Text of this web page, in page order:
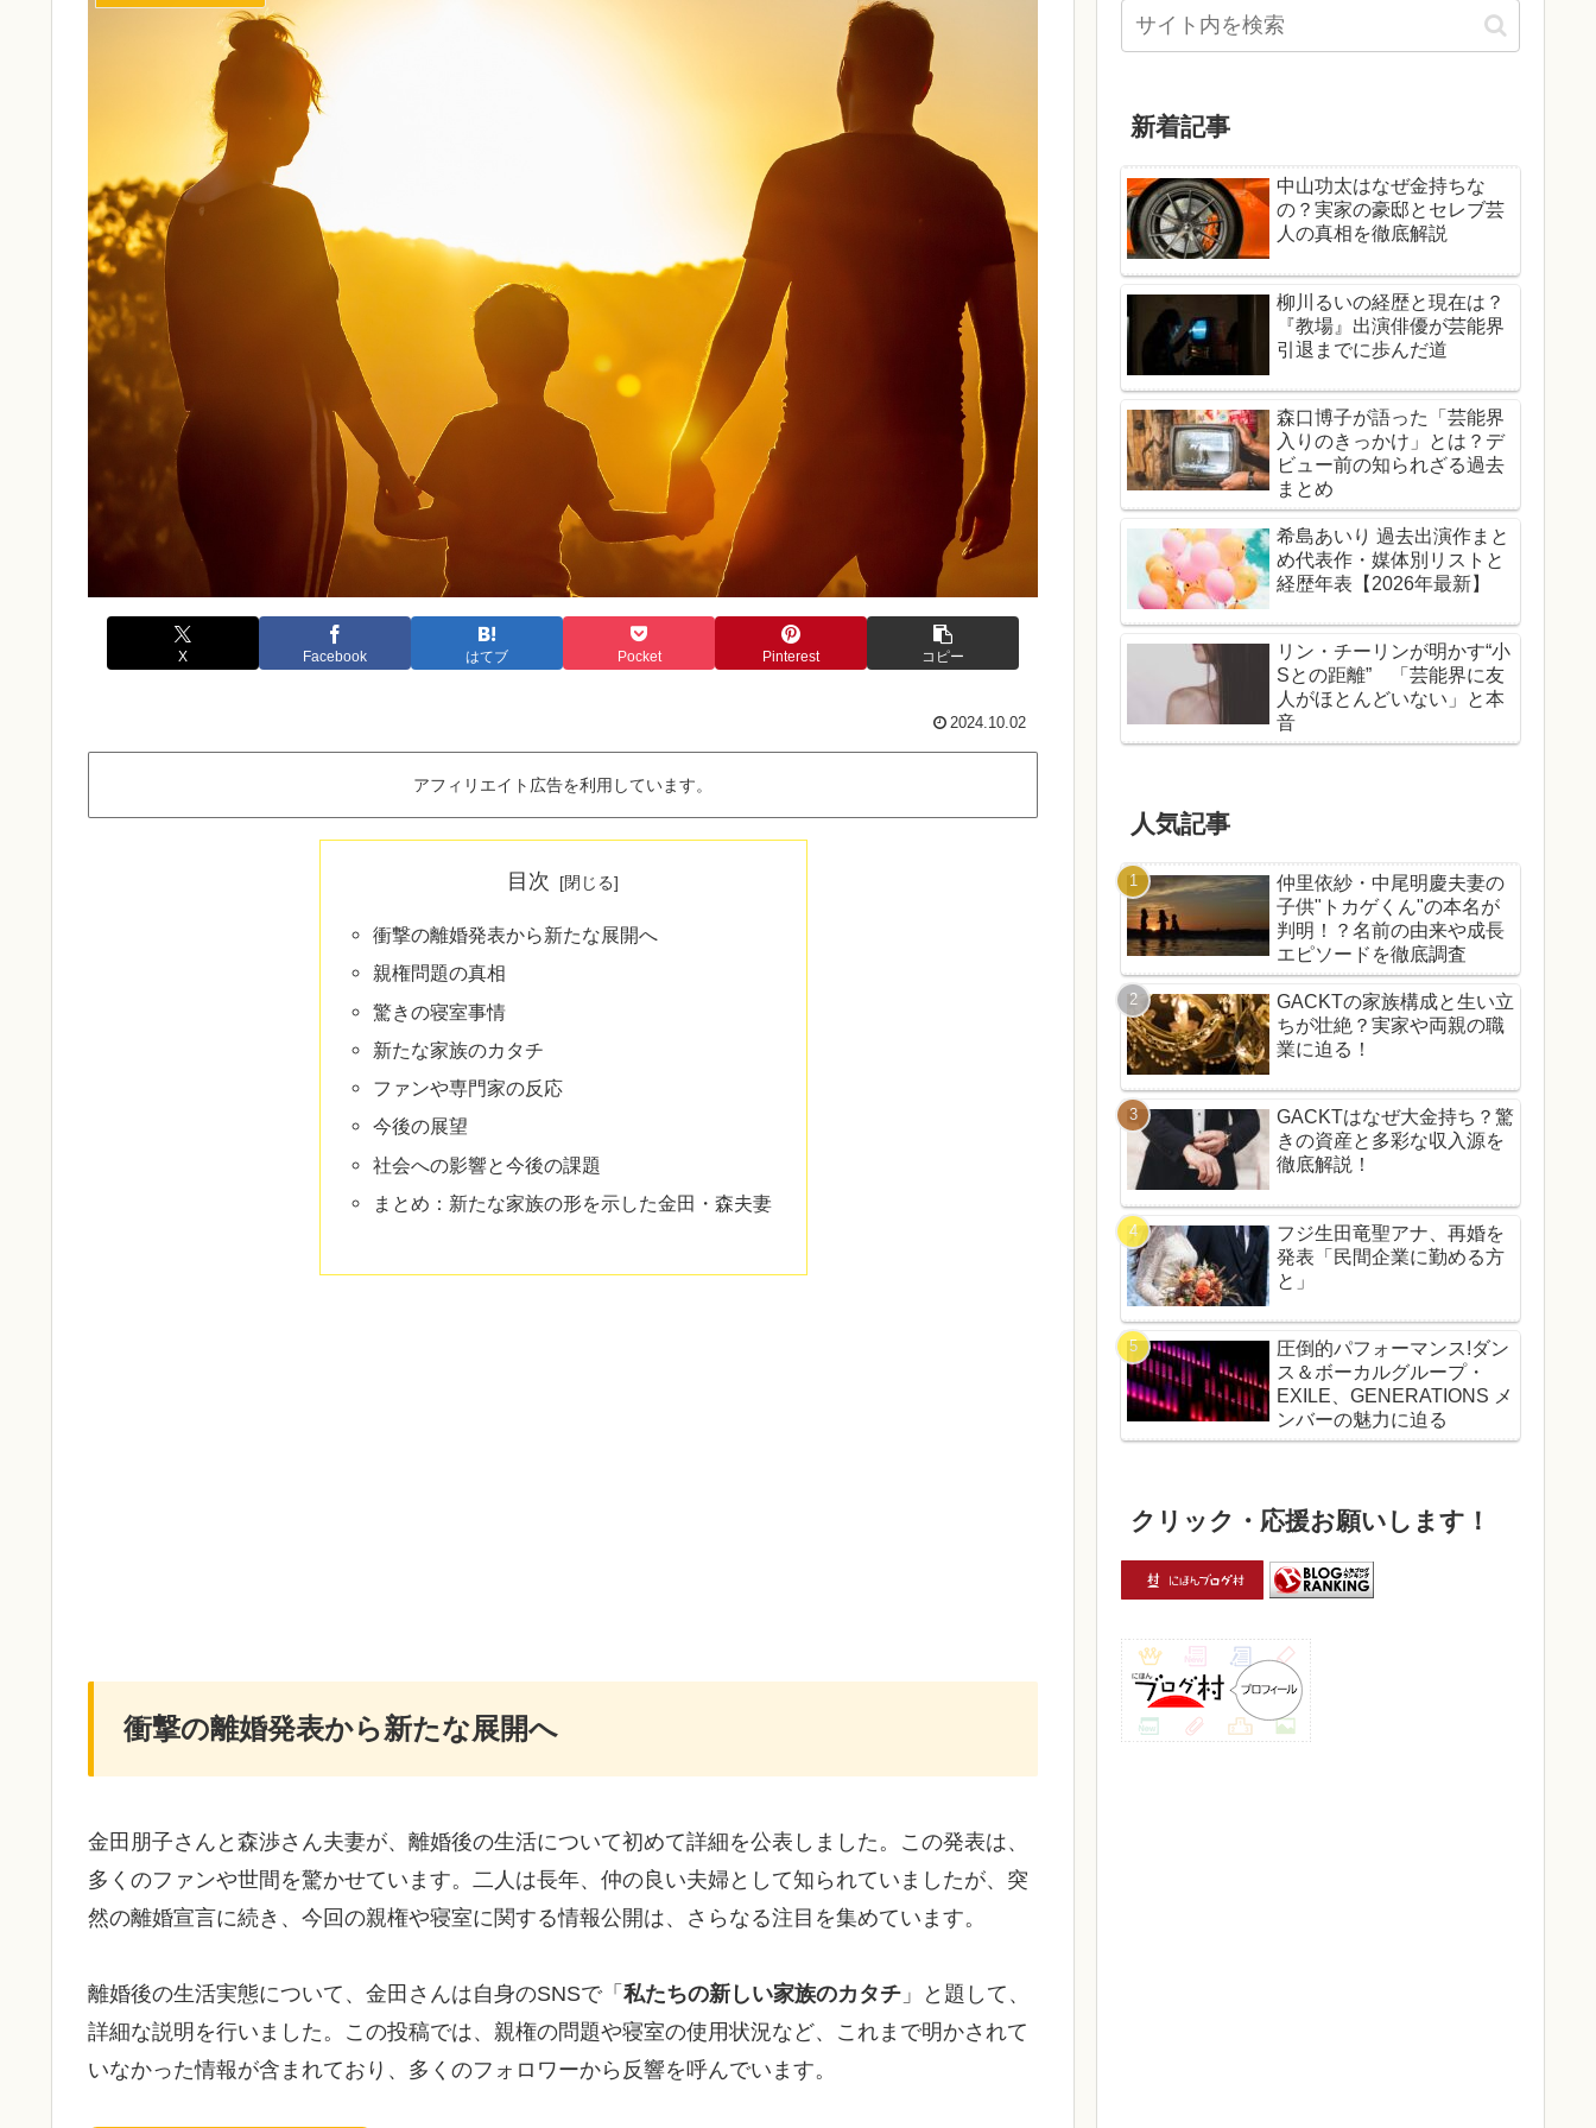
X Facebook はてブ Pocket Pinterest コピー
2024.10.02
アフィリエイト広告を利用しています。
目次
衝撃の離婚発表から新たな展開へ
親権問題の真相
驚きの寝室事情
新たな家族のカタチ
ファンや専門家の反応
今後の展望
社会への影響と今後の課題
まとめ：新たな家族の形を示した金田・森夫妻
衝撃の離婚発表から新たな展開へ
金田朋子さんと森渉さん夫妻が、離婚後の生活について初めて詳細を公表しました。この発表は、
多くのファンや世間を驚かせています。二人は長年、仲の良い夫婦として知られていましたが、突
然の離婚宣言に続き、今回の親権や寝室に関する情報公開は、さらなる注目を集めています。
離婚後の生活実態について、金田さんは自身のSNSで「 私たちの新しい家族のカタチ 」と題して、
詳細な説明を行いました。この投稿では、親権の問題や寝室の使用状況など、これまで明かされて
いなかった情報が含まれており、多くのフォロワーから反響を呼んでいます。
新着記事
中山功太はなぜ金持ちな
の？実家の豪邸とセレブ芸
人の真相を徹底解説
柳川るいの経歴と現在は？
『教場』出演俳優が芸能界
引退までに歩んだ道
森口博子が語った「芸能界
入りのきっかけ」とは？デ
ビュー前の知られざる過去
まとめ
希島あいり 過去出演作まと
め代表作・媒体別リストと
経歴年表【2026年最新】
リン・チーリンが明かす“小
Sとの距離” 「芸能界に友
人がほとんどいない」と本
音
人気記事
仲里依紗・中尾明慶夫妻の
子供"トカゲくん"の本名が
判明！？名前の由来や成長
エピソードを徹底調査
GACKTの家族構成と生い立
ちが壮絶？実家や両親の職
業に迫る！
GACKTはなぜ大金持ち？驚
きの資産と多彩な収入源を
徹底解説！
フジ生田竜聖アナ、再婚を
発表「民間企業に勤める方
と」
圧倒的パフォーマンス!ダン
ス＆ボーカルグループ・
EXILE、GENERATIONS メ
ンバーの魅力に迫る
クリック・応援お願いします！